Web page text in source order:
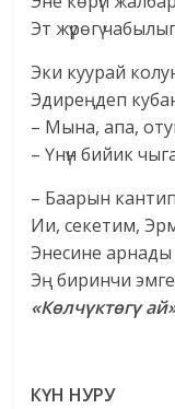
Эт жүрөгү
Эки куурай
Эдиреңдеп
– Мына, апа,
– Үнүн бийик
– Баарын
Ии, секетим,
Энесине арнады
Эң биринчи
«Көлчүктөгү
КҮН НУРУ